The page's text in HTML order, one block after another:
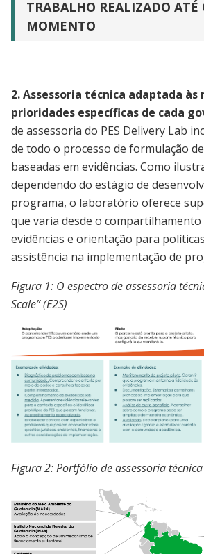
TRABALHO REALIZADO ATÉ
MOMENTO
2.Assessoria técnica adaptada às
prioridades específicas de cada
de assessoria do PES Delivery Lab
de todo o processo de formulação
baseadas em evidências. Como
dependendo do estágio de
programa, o laboratório oferece
que varia desde o
evidências e orientação para
assistência na implementação de
Figura 1: O espectro de assessoria
Scale” (E2S)
Image
Figura 2: Portfólio de assessoria técnica
Image